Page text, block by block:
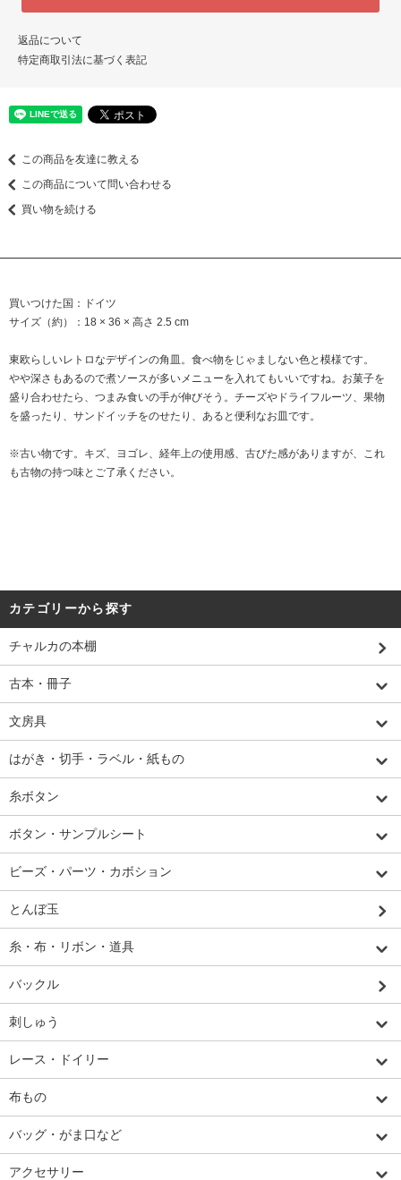
返品について
特定商取引法に基づく表記
この商品を友達に教える
この商品について問い合わせる
買い物を続ける
買いつけた国：ドイツ
サイズ（約）：18 × 36 × 高さ 2.5 cm
東欧らしいレトロなデザインの角皿。食べ物をじゃましない色と模様です。
やや深さもあるので煮ソースが多いメニューを入れてもいいですね。お菓子を
盛り合わせたら、つまみ食いの手が伸びそう。チーズやドライフルーツ、果物
を盛ったり、サンドイッチをのせたり、あると便利なお皿です。
※古い物です。キズ、ヨゴレ、経年上の使用感、古びた感がありますが、これ
も古物の持つ味とご了承ください。
カテゴリーから探す
チャルカの本棚
古本・冊子
文房具
はがき・切手・ラベル・紙もの
糸ボタン
ボタン・サンプルシート
ビーズ・パーツ・カボション
とんぼ玉
糸・布・リボン・道具
バックル
刺しゅう
レース・ドイリー
布もの
バッグ・がま口など
アクセサリー